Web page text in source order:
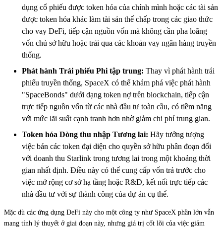
dụng cổ phiếu được token hóa của chính mình hoặc các tài sản
được token hóa khác làm tài sản thế chấp trong các giao thức
cho vay DeFi, tiếp cận nguồn vốn mà không cần pha loãng
vốn chủ sở hữu hoặc trải qua các khoản vay ngân hàng truyền
thống.
Phát hành Trái phiếu Phi tập trung: Thay vì phát hành trái
phiếu truyền thống, SpaceX có thể khám phá việc phát hành
"SpaceBonds" dưới dạng token nợ trên blockchain, tiếp cận
trực tiếp nguồn vốn từ các nhà đầu tư toàn cầu, có tiềm năng
với mức lãi suất cạnh tranh hơn nhờ giảm chi phí trung gian.
Token hóa Dòng thu nhập Tương lai: Hãy tưởng tượng
việc bán các token đại diện cho quyền sở hữu phân đoạn đối
với doanh thu Starlink trong tương lai trong một khoảng thời
gian nhất định. Điều này có thể cung cấp vốn trả trước cho
việc mở rộng cơ sở hạ tầng hoặc R&D, kết nối trực tiếp các
nhà đầu tư với sự thành công của dự án cụ thể.
Mặc dù các ứng dụng DeFi này cho một công ty như SpaceX phần lớn vẫn
mang tính lý thuyết ở giai đoạn này, nhưng giá trị cốt lõi của việc giảm